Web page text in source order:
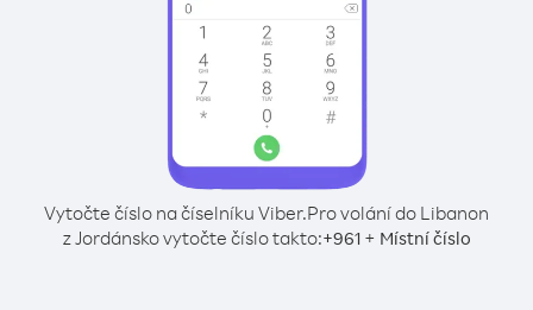
Vytočte číslo na číselníku Viber.Pro volání do Libanon
z Jordánsko vytočte číslo takto:+961+ Místní číslo